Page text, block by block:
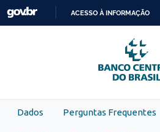
Skip to main content
PARA
O
ACESSO À INFORMAÇÃO
Dados Perguntas Frequentes